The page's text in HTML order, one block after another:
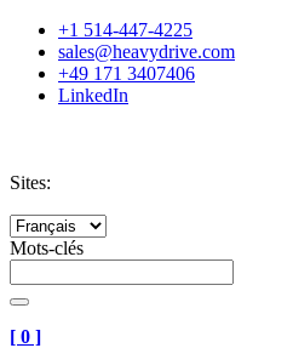
+1 514-447-4225
sales@heavydrive.com
+49 171 3407406
LinkedIn
Sites:
Mots-clés
[ 0 ]